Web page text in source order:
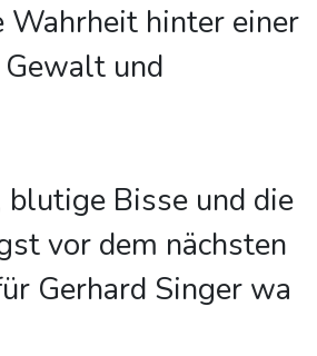
Wahrheit hinter einer
Gewalt und
blutige Bisse und die
vor dem nächsten
Gerhard Singer wa